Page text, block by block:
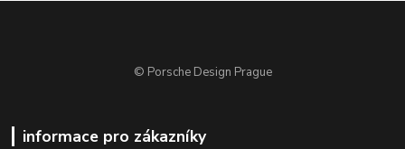
© Porsche Design Prague
informace pro zákazníky